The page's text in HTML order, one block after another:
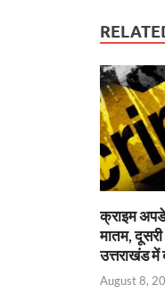
o
k
क्राइम
मातम,
उत्तराखंड
August 8,